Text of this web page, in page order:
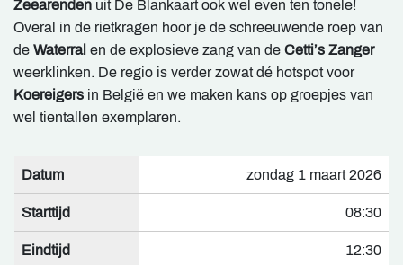
Zeearenden uit De Blankaart ook wel even ten tonele!
Overal in de rietkragen hoor je de schreeuwende roep van
de Waterral en de explosieve zang van de Cetti’s Zanger
weerklinken. De regio is verder zowat dé hotspot voor
Koereigers in België en we maken kans op groepjes van
wel tientallen exemplaren.
Datum zondag 1 maart 2026
Starttijd 08:30
Eindtijd 12:30